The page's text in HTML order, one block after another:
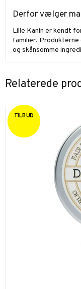
Derfor vælger
Lille Kanin er kendt
familier.
og skånsomme
Relaterede
TILBUD